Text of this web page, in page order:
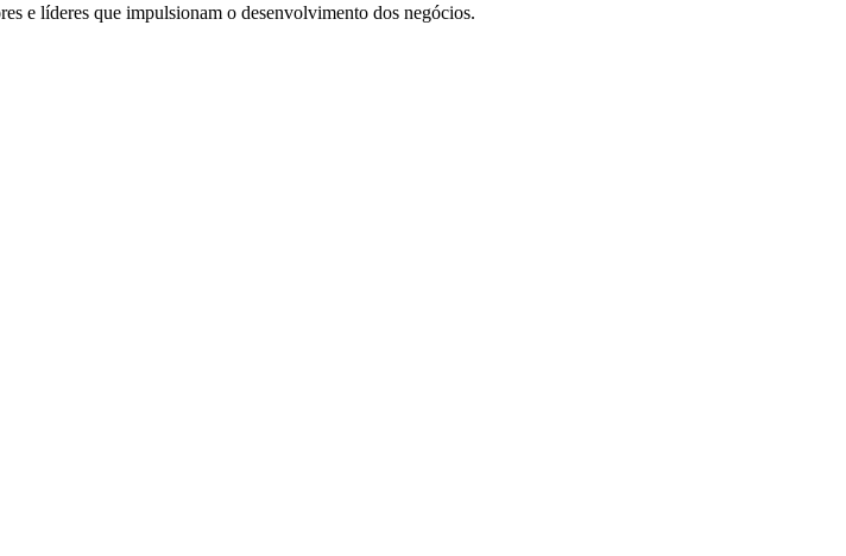
e líderes que impulsionam o desenvolvimento dos negócios.